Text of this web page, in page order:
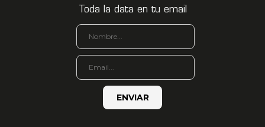
Toda la data en tu email